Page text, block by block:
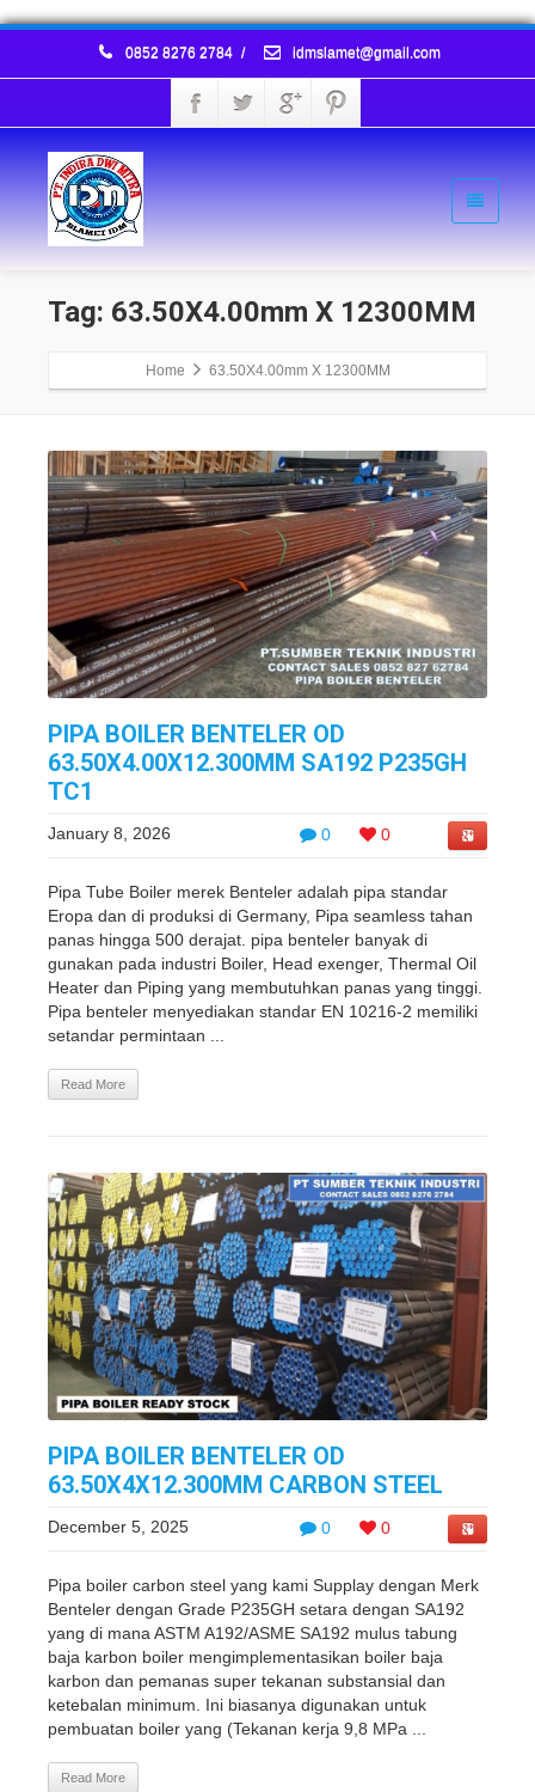
0852 8276 2784 / idmslamet@gmail.com
Tag: 63.50X4.00mm X 12300MM
Home 63.50X4.00mm X 12300MM
PIPA BOILER BENTELER OD
63.50X4.00X12.300MM SA192 P235GH
TC1
0 0
January 8, 2026
Pipa Tube Boiler merek Benteler adalah pipa standar
Eropa dan di produksi di Germany, Pipa seamless tahan
panas hingga 500 derajat. pipa benteler banyak di
gunakan pada industri Boiler, Head exenger, Thermal Oil
Heater dan Piping yang membutuhkan panas yang tinggi.
Pipa benteler menyediakan standar EN 10216-2 memiliki
setandar permintaan ...
Read More
PIPA BOILER BENTELER OD
63.50X4X12.300MM CARBON STEEL
0 0
December 5, 2025
Pipa boiler carbon steel yang kami Supplay dengan Merk
Benteler dengan Grade P235GH setara dengan SA192
yang di mana ASTM A192/ASME SA192 mulus tabung
baja karbon boiler mengimplementasikan boiler baja
karbon dan pemanas super tekanan substansial dan
ketebalan minimum. Ini biasanya digunakan untuk
pembuatan boiler yang (Tekanan kerja 9,8 MPa ...
Read More